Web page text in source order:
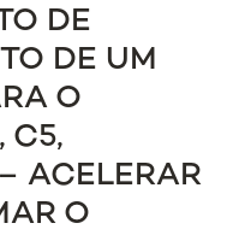
DE
DE UM
O
C5,
ACELERAR
O